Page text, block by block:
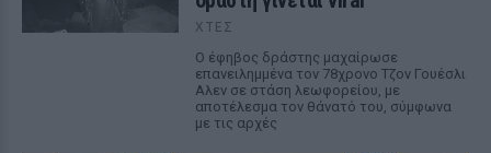
ΧΤΕΣ
Ο έφηβος δράστης μαχαίρωσε
επανειλημμένα τον 78χρονο Τζον Γουέσλι
Αλεν σε στάση λεωφορείου, με
αποτέλεσμα τον θάνατό του, σύμφωνα
με τις αρχές